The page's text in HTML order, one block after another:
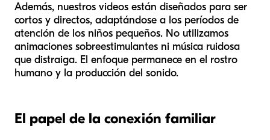
Además, nuestros videos están diseñados para ser
cortos y directos, adaptándose a los períodos de
atención de los niños pequeños. No utilizamos
animaciones sobreestimulantes ni música ruidosa
que distraiga. El enfoque permanece en el rostro
humano y la producción del sonido.
El papel de la conexión familiar